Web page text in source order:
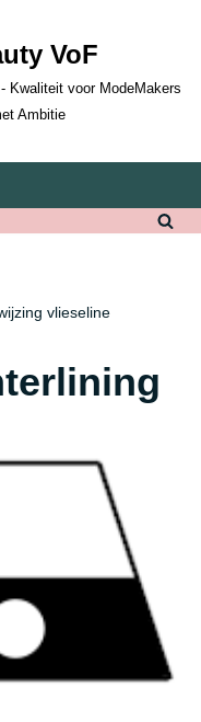
VoF
Kwaliteit voor ModeMakers
Ambitie
vlieseline